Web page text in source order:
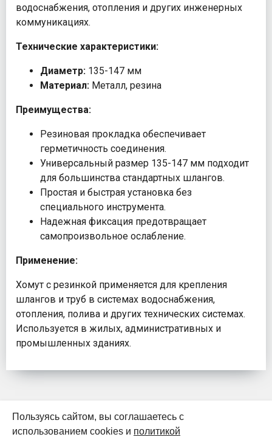
Пользуясь сайтом, вы соглашаетесь с
использованием cookies и политикой
водоснабжения, отопления и других инженерных
коммуникациях.
Технические характеристики:
Диаметр: 135-147 мм
Материал: Металл, резина
Преимущества:
Резиновая прокладка обеспечивает
герметичность соединения.
Универсальный размер 135-147 мм подходит
для большинства стандартных шлангов.
Простая и быстрая установка без
специального инструмента.
Надежная фиксация предотвращает
самопроизвольное ослабление.
Применение:
Хомут с резинкой применяется для крепления
шлангов и труб в системах водоснабжения,
отопления, полива и других технических системах.
Используется в жилых, административных и
промышленных зданиях.